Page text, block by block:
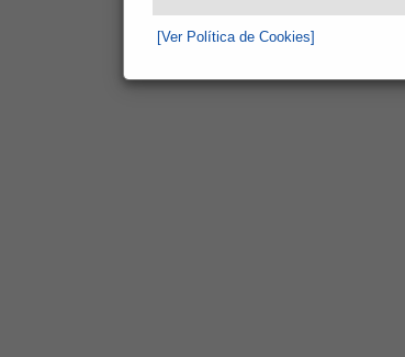
[Ver Política de Cookies]